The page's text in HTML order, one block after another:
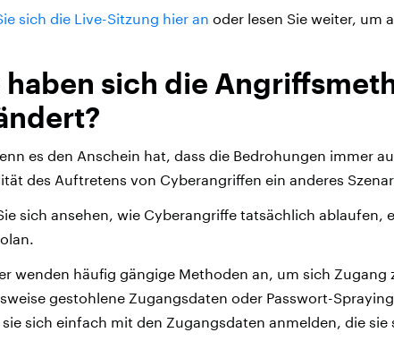
sich die Live-Sitzung hier an oder lesen Sie weiter, um
haben sich die
es den Anschein hat, dass die Bedrohungen immer
des Auftretens von Cyberangriffen ein anderes
sich ansehen, wie Cyberangriffe tatsächlich ablaufen,
wenden häufig gängige Methoden an, um sich Zugang
gestohlene Zugangsdaten oder Passwort-
sich einfach mit den Zugangsdaten anmelden, die sie